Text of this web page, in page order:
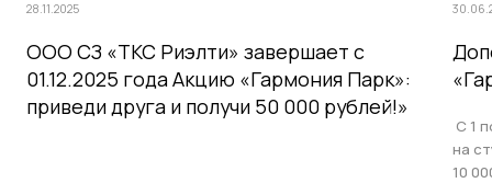
28.11.2025
ООО СЗ «ТКС Риэлти» завершает с
01.12.2025 года Акцию «Гармония Парк»:
приведи друга и получи 50 000 рублей!»
С 1
на
10